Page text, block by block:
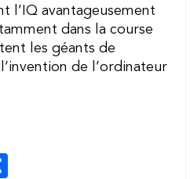
l’IQ avantageusement
dans la course
les géants de
de l’ordinateur